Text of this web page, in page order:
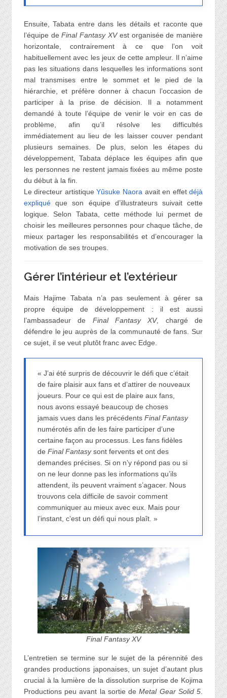
Ensuite, Tabata entre dans les détails et raconte que
l’équipe deFinal Fantasy XVest organisée de manière
horizontale, contrairement à ce que l’on voit
habituellement avec les jeux de cette ampleur. Il n’aime
pas les situations dans lesquelles les informations sont
mal transmises entre le sommet et le pied de la
hiérarchie, et préfère donner à chacun l’occasion de
participer à la prise de décision. Il a notamment
demandé à toute l’équipe de venir le voir en cas de
problème, afin qu’il résolve les difficultés
immédiatement au lieu de les laisser couver pendant
plusieurs semaines. De plus, selon les étapes du
développement, Tabata déplace les équipes afin que
les personnes ne restent jamais fixées au même poste
du début à la fin.
Le directeur artistiqueYûsuke Naora avait en effetdéjà
expliquéque son équipe d’illustrateurs suivait cette
logique. Selon Tabata, cette méthode lui permet de
choisir les meilleures personnes pour chaque tâche, de
mieux partager les responsabilités et d’encourager la
motivation de ses troupes.
Gérer l’intérieur et l’extérieur
Mais Hajime Tabata n’a pas seulement à gérer sa
propre équipe de développement : il est aussi
l’ambassadeur de Final Fantasy XV, chargé de
défendre le jeu auprès de la communauté de fans. Sur
ce sujet, il se veut plutôt franc avec Edge.
« J’ai été surpris de découvrir le défi que c’était
de faire plaisir aux fans et d’attirer de nouveaux
joueurs. Pour ce qui est de plaire aux fans,
nous avons essayé beaucoup de choses
jamais vues dans les précédentsFinal Fantasy
numérotés afin de les faire participer d’une
certaine façon au processus. Les fans fidèles
deFinal Fantasysont fervents et ont des
demandes précises. Si on n’y répond pas ou si
on ne leur donne pas les informations qu’ils
attendent, ils peuvent vraiment s’agacer. Nous
trouvons cela difficile de savoir comment
communiquer au mieux avec eux. Mais pour
l’instant, c’est un défi qui nous plaît. »
Final Fantasy XV
L’entretien se termine sur le sujet de la pérennité des
grandes productions japonaises, un sujet d’autant plus
crucial à la lumière de la dissolution surprise de Kojima
Productions peu avant la sortie deMetal Gear Solid 5.